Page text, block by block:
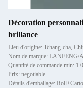
Décoration
brillance
Lieu d'origine: Tchang-cha,
Nom de marque: LANFENG/
Quantité de commande min: 1
Prix: negotiable
Détails d'emballage: